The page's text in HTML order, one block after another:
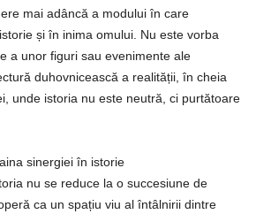
mai adâncă a modului în care
și în inima omului. Nu este vorba
a unor figuri sau evenimente ale
duhovnicească a realității, în cheia
unde istoria nu este neutră, ci purtătoare
sinergiei în istorie
nu se reduce la o succesiune de
ca un spațiu viu al întâlnirii dintre